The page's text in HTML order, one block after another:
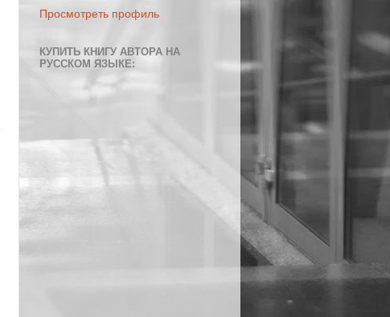
Просмотреть профиль
КУПИТЬ КНИГУ АВТОРА НА
РУССКОМ ЯЗЫКЕ: